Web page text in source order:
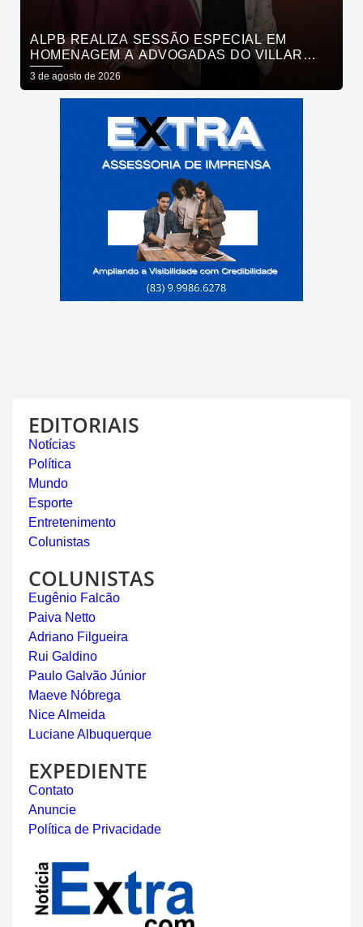
ALPB REALIZA SESSÃO ESPECIAL EM
HOMENAGEM A ADVOGADAS DO VILLAR
MAIA ADVOCACIA
3 de agosto de 2026
EDITORIAIS
Notícias
Política
Mundo
Esporte
Entretenimento
Colunistas
COLUNISTAS
Eugênio Falcão
Paiva Netto
Adriano Filgueira
Rui Galdino
Paulo Galvão Júnior
Maeve Nóbrega
Nice Almeida
Luciane Albuquerque
EXPEDIENTE
Contato
Anuncie
Política de Privacidade